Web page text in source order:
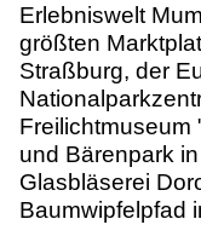
Erlebniswelt
größten
Straßburg, der
Freilichtmuseum
und Bärenpark
Glasbläserei
Baumwipfelpfad